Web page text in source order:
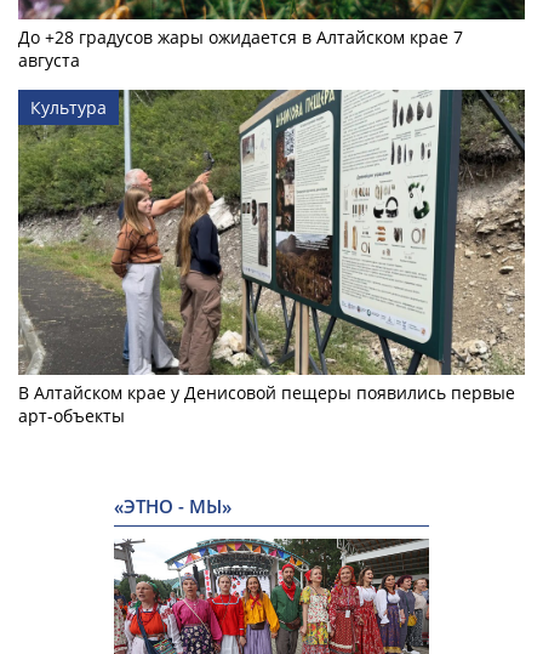
До +28 градусов жары ожидается в Алтайском крае 7
августа
Культура
В Алтайском крае у Денисовой пещеры появились первые
арт-объекты
«ЭТНО - МЫ»